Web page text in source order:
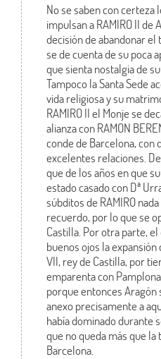
No se saben con certeza
impulsan a RAMIRO II de
decisión de abandonar
se de cuenta de su poca
que sienta nostalgia de
Tampoco la Santa Sede
vida religiosa y su
RAMIRO II el Monje se
alianza con RAMON
conde de Barcelona, con
excelentes relaciones.
que de los años en que
estado casado con Dª
súbditos de RAMIRO
recuerdo, por lo que se
Castilla. Por otra parte,
buenos ojos la expansión
VII, rey de Castilla, por
emparenta con
porque entonces Aragón
anexo precisamente a
había dominado durante
que no queda más que
Barcelona.